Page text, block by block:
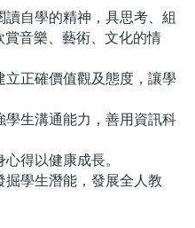
自學的精神，具思考、組
音樂、藝術、文化的情
立正確價值觀及態度，讓學
學生溝通能力，善用資訊科
得以健康成長。
掘學生潛能，發展全人教